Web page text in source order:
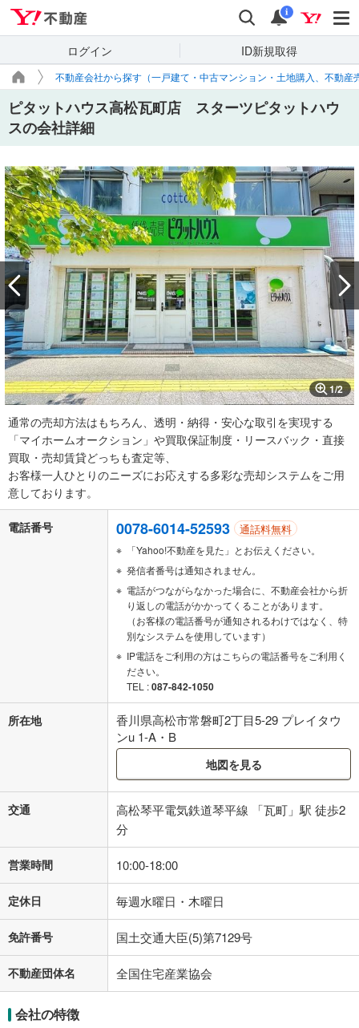
検索 通知
i
ログイン ID新規取得
不動産会社から探す（一戸建て・中古マンション・土地購入、不動産
ピタットハウス高松瓦町店 スターツピタットハウ
スの会社詳細
1/2
通常の売却方法はもちろん、透明・納得・安心な取引を実現する
「マイホームオークション」や買取保証制度・リースバック・直接
買取・売却賃貸どっちも査定等、
お客様一人ひとりのニーズにお応えする多彩な売却システムをご用
意しております。
電話番号 0078-6014-52593 通話料無料
「Yahoo!不動産を見た」とお伝えください。
発信者番号は通知されません。
電話がつながらなかった場合に、不動産会社から折
り返しの電話がかかってくることがあります。
（お客様の電話番号が通知されるわけではなく、特
別なシステムを使用しています）
IP電話をご利用の方はこちらの電話番号をご利用く
ださい。
TEL :087-842-1050
所在地
香川県高松市常磐町2丁目5-29 プレイタウ
ンu 1-A・B
地図を見る
交通
高松琴平電気鉄道琴平線 「瓦町」駅 徒歩2
分
営業時間 10:00-18:00
定休日 毎週水曜日・木曜日
免許番号 国土交通大臣(5)第7129号
不動産団体名 全国住宅産業協会
会社の特徴